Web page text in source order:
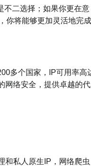
二选择；如果你更在意
你将能够更加灵活地完成
多个国家，IP可用率高
网络安全，提供卓越的代
和私人原生IP，网络爬虫